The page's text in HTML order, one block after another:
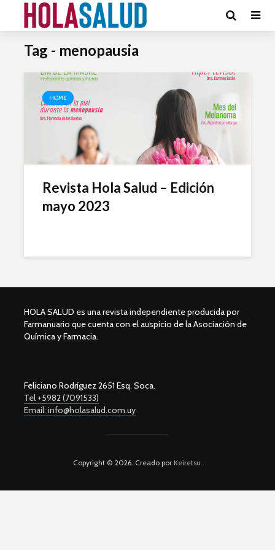
Tag - menopausia
HOME
Revista Hola Salud – Edición
mayo 2023
HOLA SALUD es una revista independiente producida por
Farmanuario que cuenta con el auspicio de la Asociación de
Química y Farmacia.
Feliciano Rodríguez 2651 Esq. Soca.
Tel +5982 (7091533)
Email: info@holasalud.com.uy
Copyright © 2026. Creado porKeiretsu.